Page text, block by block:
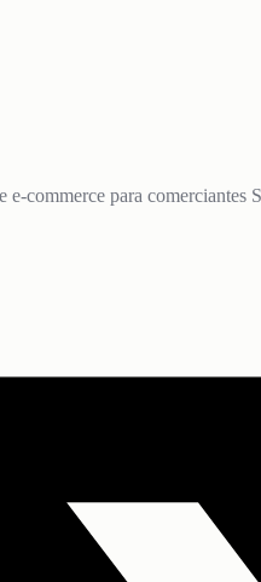
e-commerce para comerciantes